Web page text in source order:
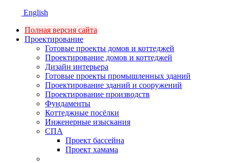
English
Полная версия сайта
Проектирование
Готовые проекты домов и коттеджей
Проектирование домов и коттеджей
Дизайн интерьера
Готовые проекты промышленных зданий
Проектирование зданий и сооружений
Проектирование производств
Фундаменты
Коттеджные посёлки
Инженерные изыскания
СПА
Проект бассейна
Проект хамама